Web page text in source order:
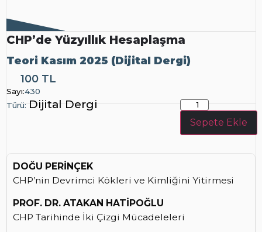
Dijital
Dergi
CHP’de Yüzyıllık Hesaplaşma
Teori Kasım 2025 (Dijital Dergi)
100 TL
Sayı:430
Türü: Dijital Dergi
Sepete Ekle
DOĞU PERİNÇEK
CHP’nin Devrimci Kökleri ve Kimliğini Yitirmesi
PROF. DR. ATAKAN HATİPOĞLU
CHP Tarihinde İki Çizgi Mücadeleleri